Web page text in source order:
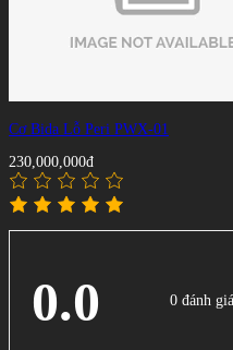
Cơ Bida Lỗ Peri PWX-01
230,000,000đ
0.0 0 đánh giá